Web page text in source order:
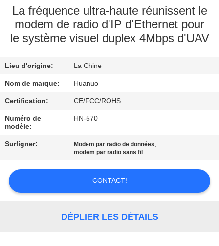
NOUS
VISITE
L'USINE
CONTRÔLE
QUALITÉ
CONTACTEZ-
NOUS
DEMANDER
UN DEVIS
La fréquence ultra-haute réunissent le
modem de radio d'IP d'Ethernet pour
le système visuel duplex 4Mbps d'UAV
Lieu d'origine: La Chine
Nom de marque: Huanuo
Certification: CE/FCC/ROHS
Numéro de
modèle:
HN-570
Surligner: Modem par radio de données,
modem par radio sans fil
CONTACT!
DÉPLIER LES DÉTAILS